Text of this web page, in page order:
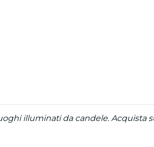
illuminati da candele. Acquista